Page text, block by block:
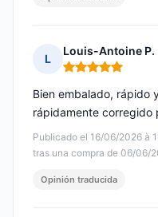
L
Louis-Antoine P.
Nota: 5 de 5
Publicado el 16/06/2026 à
tras una compra de 06/06/
Bien embalado, rápido
rápidamente corregido
Opinión traducida